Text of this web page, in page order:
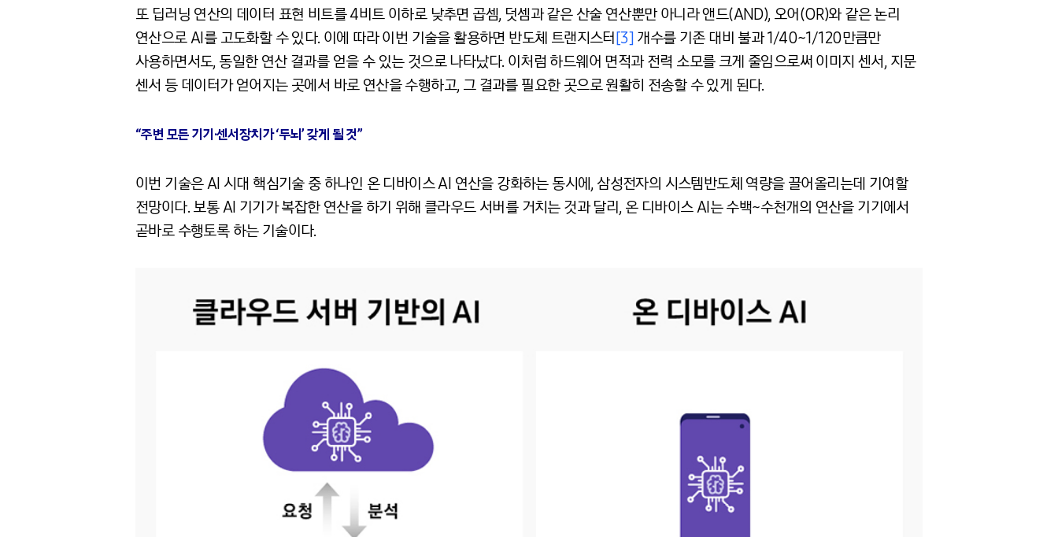
또 딥러닝 연산의 데이터 표현 비트를 4비트 이하로 낮추면 곱셈, 덧셈과 같은 산술 연산뿐만 아니라 앤드(AND), 오어(OR)와 같은 논리
연산으로 AI를 고도화할 수 있다. 이에 따라 이번 기술을 활용하면 반도체 트랜지스터[3] 개수를 기존 대비 불과 1/40~1/120만큼만
사용하면서도, 동일한 연산 결과를 얻을 수 있는 것으로 나타났다. 이처럼 하드웨어 면적과 전력 소모를 크게 줄임으로써 이미지 센서, 지문
센서 등 데이터가 얻어지는 곳에서 바로 연산을 수행하고, 그 결과를 필요한 곳으로 원활히 전송할 수 있게 된다.
“주변 모든 기기·센서장치가 ‘두뇌’ 갖게 될 것”
이번 기술은 AI 시대 핵심기술 중 하나인 온 디바이스 AI 연산을 강화하는 동시에, 삼성전자의 시스템반도체 역량을 끌어올리는데 기여할
전망이다. 보통 AI 기기가 복잡한 연산을 하기 위해 클라우드 서버를 거치는 것과 달리, 온 디바이스 AI는 수백~수천개의 연산을 기기에서
곧바로 수행토록 하는 기술이다.